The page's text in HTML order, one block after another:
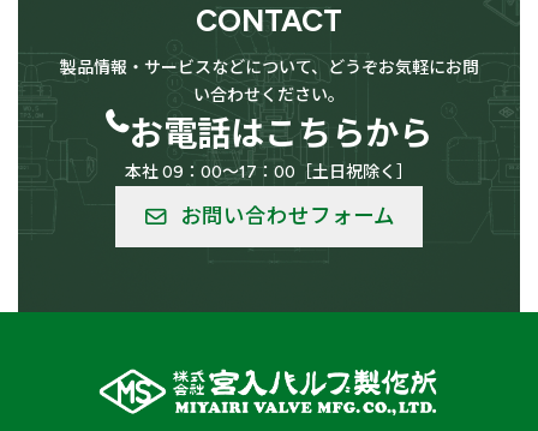
供給設備用
CONTACT
製品情報・サービスなどについて、どうぞお気軽にお問
い合わせください。
お電話はこちらから
本社 09：00～17：00［土日祝除く］
お問い合わせフォーム